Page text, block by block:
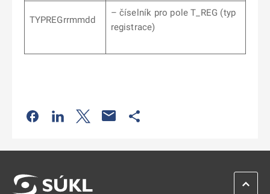
TYPREGrrmmdd
– číselník pro pole T_REG (typ
registrace)
Odkaz se otevře na nové kartě
Odkaz se otevře na nové kartě
Odkaz se otevře na nové kartě
ZPĚT